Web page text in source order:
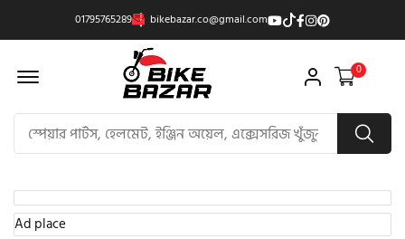
01795765289 bikebazar.co@gmail.com
Offcanvas Menu Open 0
Ad place